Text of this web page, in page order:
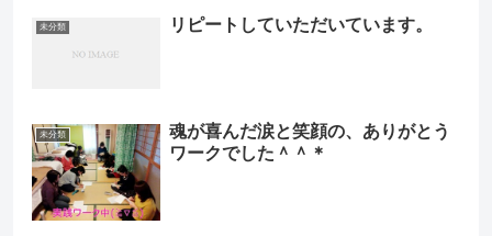
未分類 リピートしていただいています。
未分類
魂が喜んだ涙と笑顔の、ありがとう
ワークでした＾＾＊